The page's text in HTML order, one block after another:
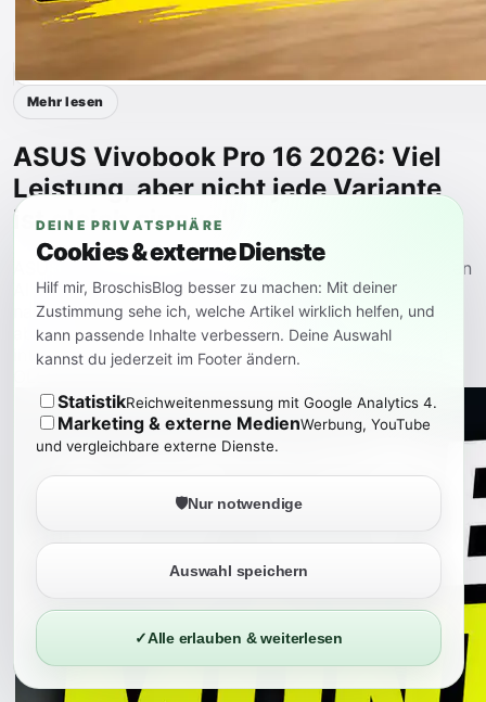
Mehr lesen
ASUS Vivobook Pro 16 2026: Viel
Leistung, aber nicht jede Variante
ist gleich sinnvoll
ASUS bringt das Vivobook Pro 16 2026 mit AMD Ryzen
AI 9 H 465 in einer weiteren Konfiguration. Das klingt
nach einem leistungsfähigen Creator-Notebook, ist
aber vor allem wegen der abgespeckten Ausstattung
interessant. Hier geht es nicht nur um Prozessor und
DEINE PRIVATSPHÄRE
Cookies & externe Dienste
Hilf mir, BroschisBlog besser zu machen: Mit deiner
Zustimmung sehe ich, welche Artikel wirklich helfen, und
kann passende Inhalte verbessern. Deine Auswahl
kannst du jederzeit im Footer ändern.
StatistikReichweitenmessung mit Google Analytics 4.
Marketing & externe MedienWerbung, YouTube
und vergleichbare externe Dienste.
🛡️Nur notwendige
Auswahl speichern
✓Alle erlauben & weiterlesen